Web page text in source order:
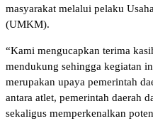
masyarakat melalui pelaku
(UMKM).
“Kami mengucapkan terima
mendukung sehingga kegiatan
merupakan upaya pemerintah
antara atlet, pemerintah daerah
sekaligus memperkenalkan